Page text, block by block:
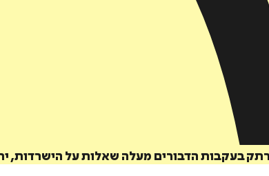
בעקבות הדבורים מעלה שאלות על הישרדות,